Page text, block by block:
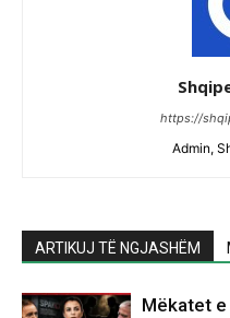
https://
Admin,
ARTIKUJ TË NGJASHËM
Mëkatet e